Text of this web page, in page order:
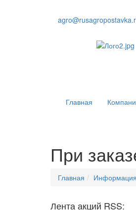
Главная
При
Главная Информация
Лента акций RSS: